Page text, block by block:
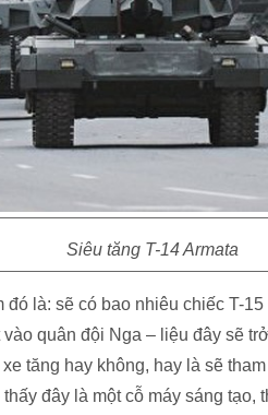
Siêu tăng T-14 Armata
đó là: sẽ có bao nhiêu chiếc T-
quân đội Nga – liệu đây sẽ
tăng hay không, hay là sẽ
đây là một cỗ máy sáng tạo,